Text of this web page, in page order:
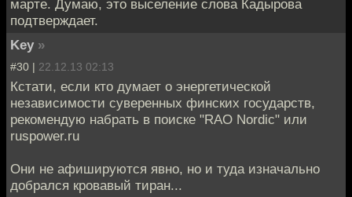
марте. Думаю, это выселение слова Кадырова
подтверждает.
Key »
#30 | 22.12.13 02:13
Кстати, если кто думает о энергетической
независимости суверенных финских государств,
рекомендую набрать в поиске "RAO Nordic" или
ruspower.ru
Они не афишируются явно, но и туда изначально
добрался кровавый тиран...